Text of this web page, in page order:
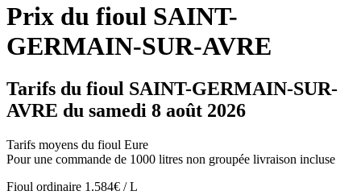
Prix du fioul SAINT-
GERMAIN-SUR-AVRE
Tarifs du fioul SAINT-GERMAIN-SUR-
AVRE du samedi 8 août 2026
Tarifs moyens du fioul Eure
Pour une commande de 1000 litres non groupée livraison incluse
Fioul ordinaire 1.584€ / L